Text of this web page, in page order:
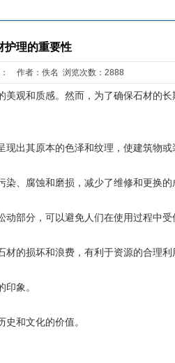
护理的重要性
作者：佚名 浏览次数：2888
观和质感。然而，为了确保石材的
出其原本的色泽和纹理，使建筑物或
、腐蚀和磨损，减少了维修和更换的
部分，可以避免人们在使用过程中受
的损坏和浪费，有利于资源的合理利
象。
和文化的价值。